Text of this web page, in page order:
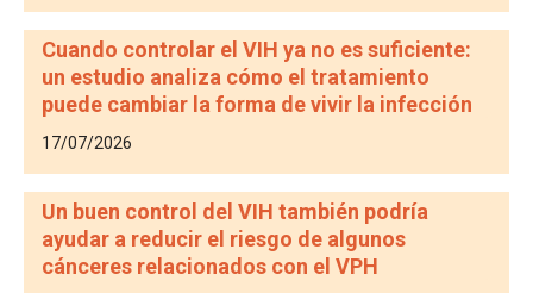
Cuando controlar el VIH ya no es suficiente:
un estudio analiza cómo el tratamiento
puede cambiar la forma de vivir la infección
17/07/2026
Un buen control del VIH también podría
ayudar a reducir el riesgo de algunos
cánceres relacionados con el VPH